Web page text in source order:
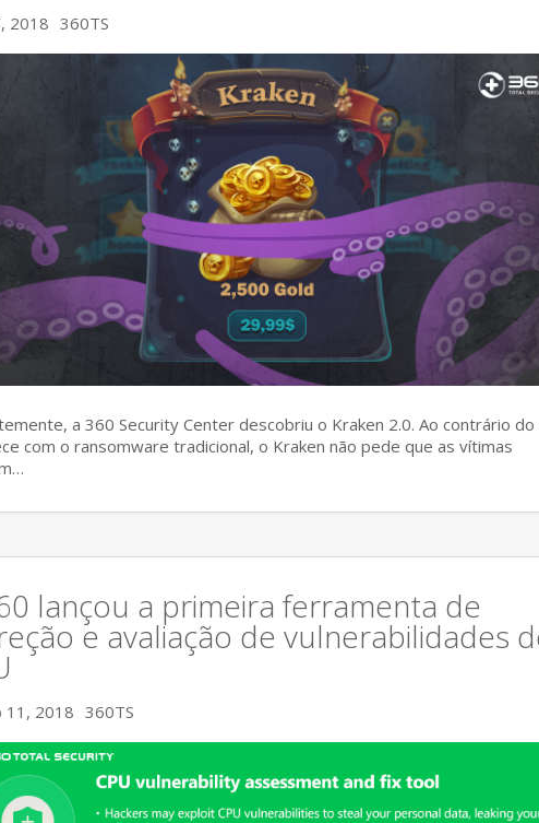
2018 360TS
a 360 Security Center descobriu o Kraken 2.0. Ao contrário do
com o ransomware tradicional, o Kraken não pede que as vítimas
lançou a primeira ferramenta de
e avaliação de vulnerabilidades
11, 2018 360TS